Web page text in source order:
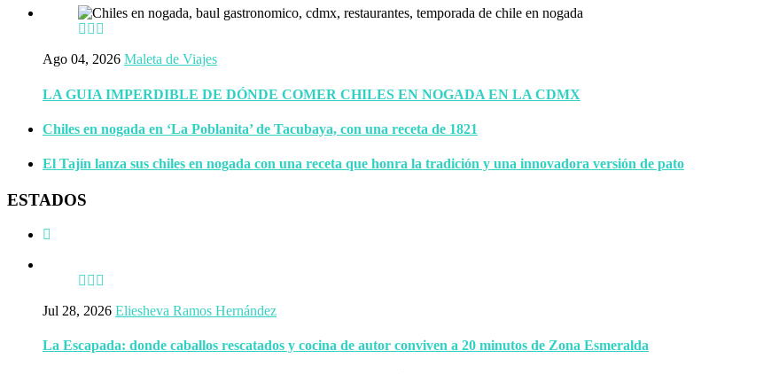
Ago 04, 2026 Maleta de Viajes
LA GUIA IMPERDIBLE DE DÓNDE COMER CHILES EN NOGADA EN LA CDMX
Chiles en nogada en ‘La Poblanita’ de Tacubaya, con una receta de 1821
El Tajín lanza sus chiles en nogada con una receta que honra la tradición y una innovadora versión de pato
ESTADOS
Jul 28, 2026 Eliesheva Ramos Hernández
La Escapada: donde caballos rescatados y cocina de autor conviven a 20 minutos de Zona Esmeralda